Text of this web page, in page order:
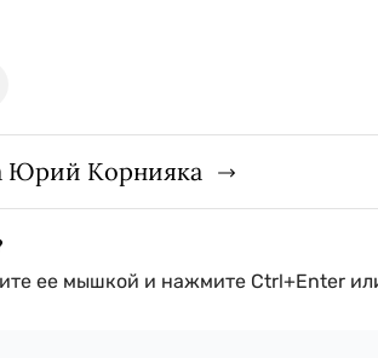
Юрий Корнияка
ее мышкой и нажмите Ctrl+Enter